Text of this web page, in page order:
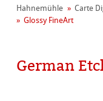
Hahnemühle Carte
Glossy FineArt
German